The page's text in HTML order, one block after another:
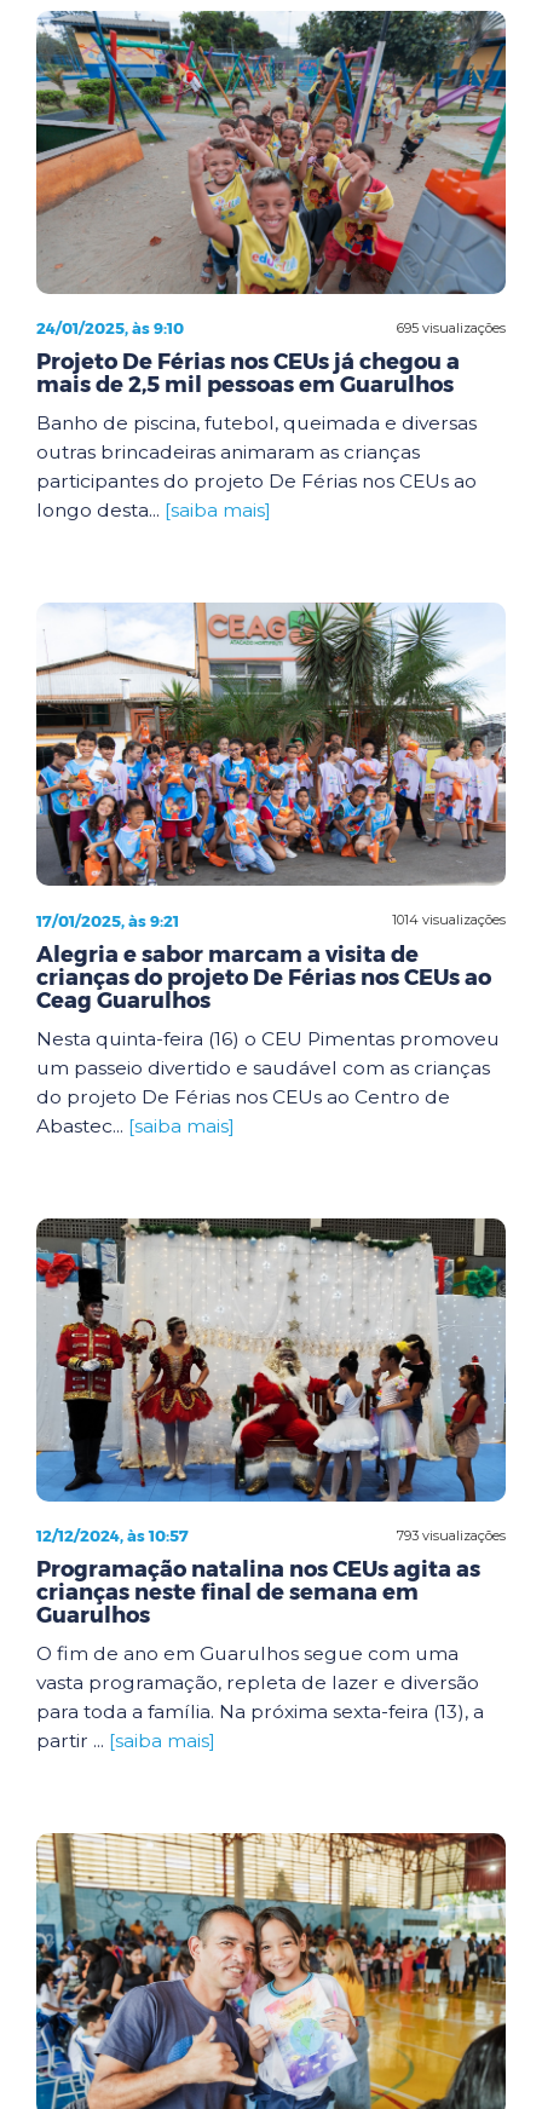
695 visualizações
24/01/2025, às 9:10
Projeto De Férias nos CEUs já chegou a
mais de 2,5 mil pessoas em Guarulhos
Banho de piscina, futebol, queimada e diversas
outras brincadeiras animaram as crianças
participantes do projeto De Férias nos CEUs ao
longo desta... [saiba mais]
1014 visualizações
17/01/2025, às 9:21
Alegria e sabor marcam a visita de
crianças do projeto De Férias nos CEUs ao
Ceag Guarulhos
Nesta quinta-feira (16) o CEU Pimentas promoveu
um passeio divertido e saudável com as crianças
do projeto De Férias nos CEUs ao Centro de
Abastec... [saiba mais]
793 visualizações
12/12/2024, às 10:57
Programação natalina nos CEUs agita as
crianças neste final de semana em
Guarulhos
O fim de ano em Guarulhos segue com uma
vasta programação, repleta de lazer e diversão
para toda a família. Na próxima sexta-feira (13), a
partir ... [saiba mais]